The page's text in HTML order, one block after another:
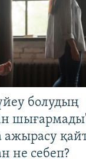
болудың
ажырасу
не себеп?